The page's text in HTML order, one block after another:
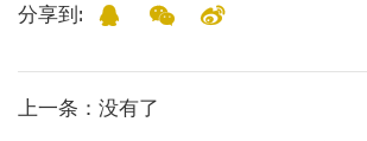
分享到:
上一条 ：没有了